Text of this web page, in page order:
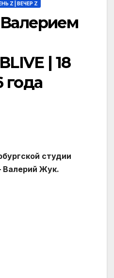
Z | ВЕЧЕР Z
| 18
года
студии
Жук.